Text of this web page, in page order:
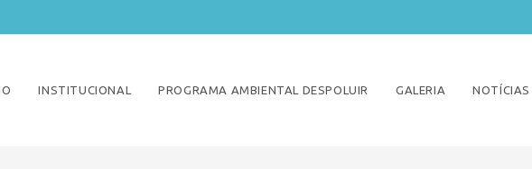
INSTITUCIONAL PROGRAMA AMBIENTAL DESPOLUIR GALERIA NOTÍCIAS